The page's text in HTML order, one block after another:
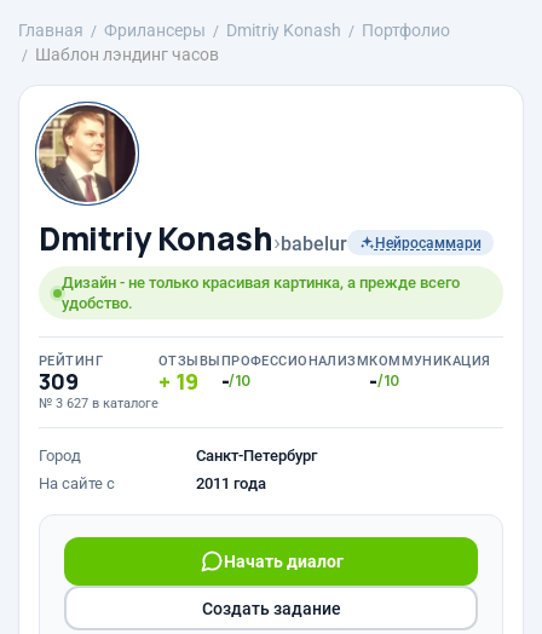
Главная Фрилансеры Dmitriy Konash
Портфолио
Шаблон лэндинг часов
Dmitriy Konash›babelur Нейросаммари
Дизайн - не только красивая картинка, а прежде всего
удобство.
РЕЙТИНГ
309
№ 3 627 в каталоге
ОТЗЫВЫ
19
ПРОФЕССИОНАЛИЗМ
-/10
КОММУНИКАЦИЯ
-/10
Город
Санкт-Петербург
На сайте с
2011 года
Начать диалог
Создать задание